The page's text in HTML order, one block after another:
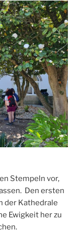
Stempeln vor,
Den ersten
der Kathedrale
Ewigkeit her zu